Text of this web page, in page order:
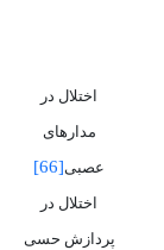
اختلال در
مدارهای
عصبی[66]
اختلال در
پردازش حسی